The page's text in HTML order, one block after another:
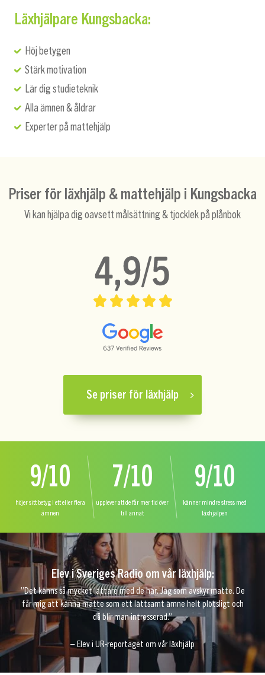
Läxhjälpare Kungsbacka:
Höj betygen
Stärk motivation
Lär dig studieteknik
Alla ämnen & åldrar
Experter på mattehjälp
Priser för läxhjälp & mattehjälp i Kungsbacka
Vi kan hjälpa dig oavsett målsättning & tjocklek på plånbok
Se priser för läxhjälp
9/10
höjer sitt betyg i ett eller flera
ämnen
7/10
upplever att de får mer tid över
till annat
9/10
känner mindre stress med
läxhjälpen
Elev i Sveriges Radio om vår läxhjälp:
”Det känns så mycket lättare med de här. Jag som avskyr matte. De
får mig att känna matte som ett lättsamt ämne helt plötsligt och
då blir man intresserad.”
– Elev i UR-reportaget om vår läxhjälp